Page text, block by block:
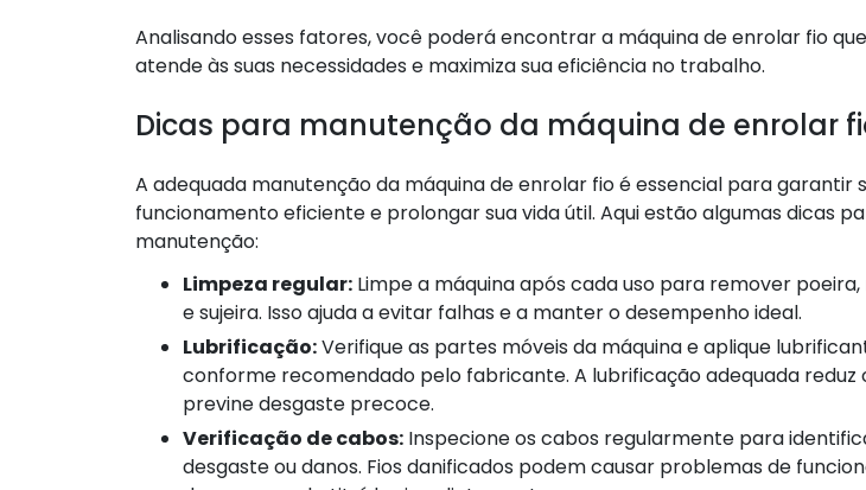
Analisando esses fatores, você poderá encontrar a máquina de enrolar fio
atende às suas necessidades e maximiza sua eficiência no trabalho.
Dicas para manutenção da máquina de enrolar
A adequada manutenção da máquina de enrolar fio é essencial para garantir
funcionamento eficiente e prolongar sua vida útil. Aqui estão algumas dicas
manutenção:
Limpeza regular: Limpe a máquina após cada uso para remover
e sujeira. Isso ajuda a evitar falhas e a manter o desempenho ideal.
Lubrificação:Verifique as partes móveis da máquina e aplique
conforme recomendado pelo fabricante. A lubrificação adequada reduz
previne desgaste precoce.
Verificação de cabos: Inspecione os cabos regularmente para
desgaste ou danos. Fios danificados podem causar problemas de